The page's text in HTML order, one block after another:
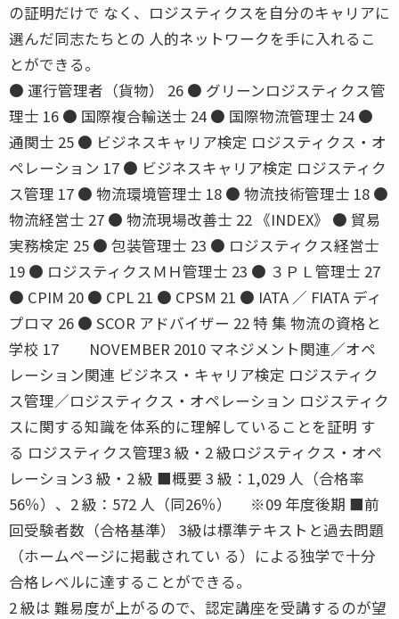
の証明だけで なく、ロジスティクスを自分のキャリアに
選んだ同志たちとの 人的ネットワークを手に入れるこ
とができる。
● 運行管理者（貨物） 26 ● グリーンロジスティクス管
理士 16 ● 国際複合輸送士 24 ● 国際物流管理士 24 ●
通関士 25 ● ビジネスキャリア検定 ロジスティクス・オ
ペレーション 17 ● ビジネスキャリア検定 ロジスティク
ス管理 17 ● 物流環境管理士 18 ● 物流技術管理士 18 ●
物流経営士 27 ● 物流現場改善士 22 《INDEX》 ● 貿易
実務検定 25 ● 包装管理士 23 ● ロジスティクス経営士
19 ● ロジスティクスＭＨ管理士 23 ● ３ＰＬ管理士 27
● CPIM 20 ● CPL 21 ● CPSM 21 ● IATA ／ FIATA ディ
プロマ 26 ● SCOR アドバイザー 22 特 集 物流の資格と
学校 17 NOVEMBER 2010 マネジメント関連／オペ
レーション関連 ビジネス・キャリア検定 ロジスティク
ス管理／ロジスティクス・オペレーション ロジスティク
スに関する知識を体系的に理解していることを証明 す
る ロジスティクス管理3 級・2 級ロジスティクス・オペ
レーション3 級・2 級 ■概要 3 級：1,029 人（合格率
56％）、2 級：572 人（同26％） ※09 年度後期 ■前
回受験者数（合格基準） 3級は標準テキストと過去問題
（ホームページに掲載されてい る）による独学で十分
合格レベルに達することができる。
2 級は 難易度が上がるので、認定講座を受講するのが望